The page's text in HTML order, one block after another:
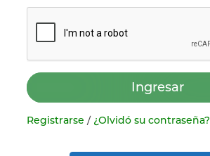
Ingresar
Registrarse / ¿Olvidó su contraseña?